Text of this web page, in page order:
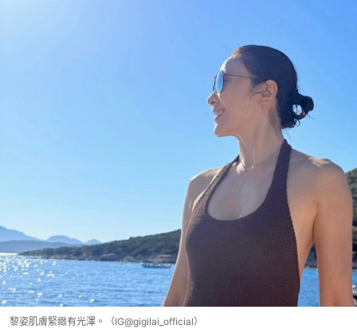
黎姿肌膚緊緻有光澤。（IG@gigilai_official）